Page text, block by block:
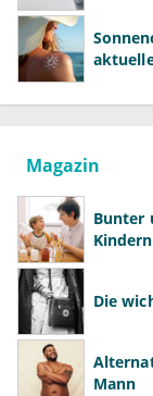
Magazin
Bunter
Die
Mann